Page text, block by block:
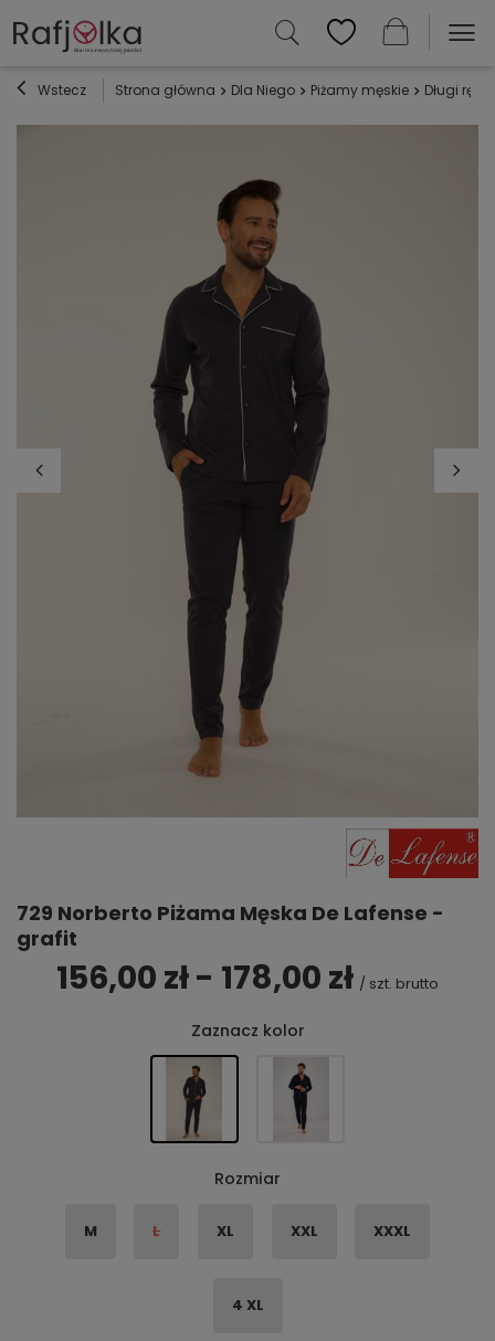
Wstecz Strona główna Dla Niego Piżamy męskie Długi
729 Norberto Piżama Męska De Lafense -
grafit
156,00 zł - 178,00 zł / szt. brutto
Zaznacz kolor
Rozmiar
M L XL XXL XXXL
4 XL